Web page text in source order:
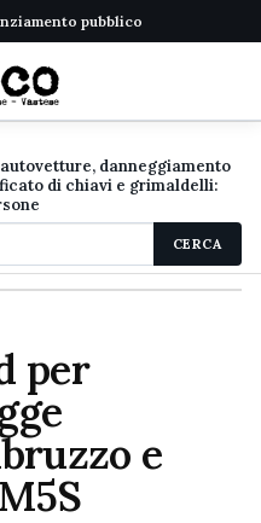
pubblico
danneggiamento
di chiavi e grimaldelli:
CERCA
per
e